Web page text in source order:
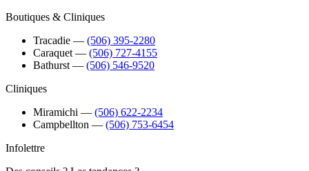
Boutiques & Cliniques
Tracadie ― (506) 395-2280
Caraquet ― (506) 727-4155
Bathurst ― (506) 546-9520
Cliniques
Miramichi ― (506) 622-2234
Campbellton ― (506) 753-6454
Infolettre